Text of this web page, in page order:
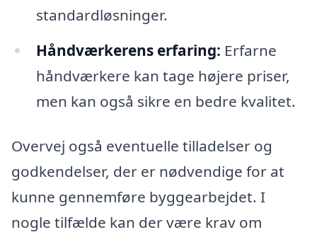
standardløsninger.
Håndværkerens erfaring: Erfarne
håndværkere kan tage højere priser,
men kan også sikre en bedre kvalitet.
Overvej også eventuelle tilladelser og
godkendelser, der er nødvendige for at
kunne gennemføre byggearbejdet. I
nogle tilfælde kan der være krav om